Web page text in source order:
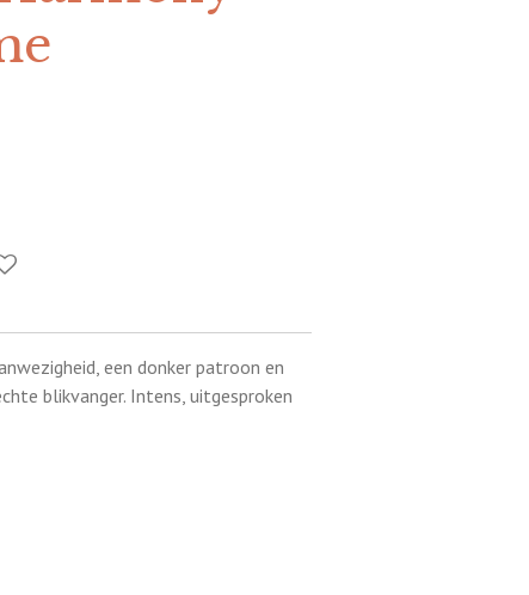
een donker patroon en
blikvanger. Intens, uitgesproken